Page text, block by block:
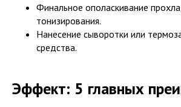
Финальное ополаскивание
тонизирования.
Нанесение сыворотки или
средства.
Эффект: 5 главных